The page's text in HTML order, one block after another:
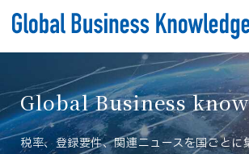
Global Business
税率、登録要件、関連ニュースを国ごとに